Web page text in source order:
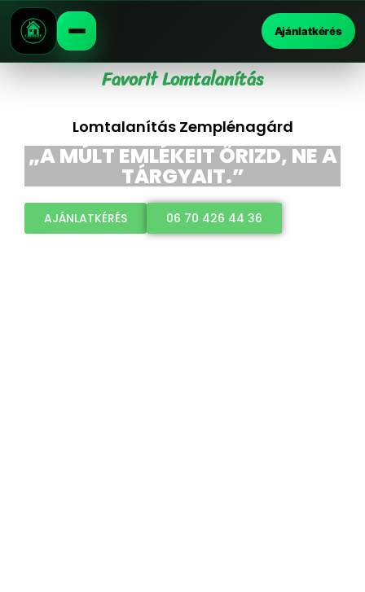
Ajánlatkérés
Favorit Lomtalanítás
Lomtalanítás Zemplénagárd
„A MÚLT EMLÉKEIT ŐRIZD, NE A
TÁRGYAIT.”
AJÁNLATKÉRÉS 06 70 426 44 36